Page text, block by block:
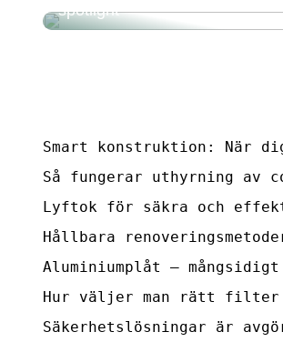
spotlight
Smart konstruktion: När
Så fungerar uthyrning
Lyftok för säkra och
Hållbara
Aluminiumplåt –
Hur väljer man rätt
Säkerhetslösningar är